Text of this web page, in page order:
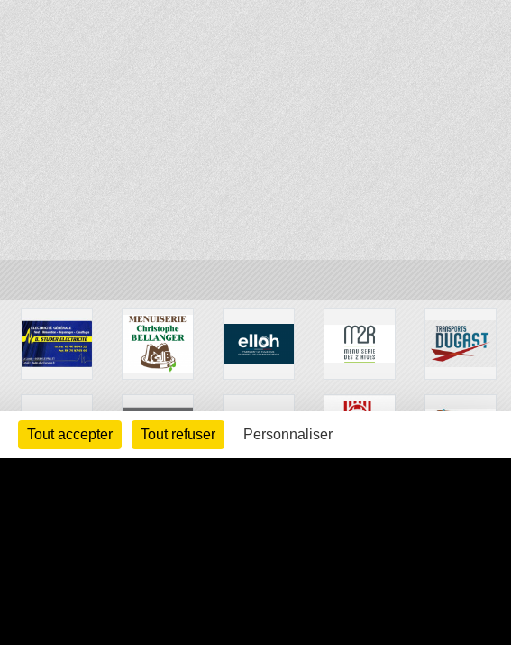
Tout accepter Tout refuser Personnaliser